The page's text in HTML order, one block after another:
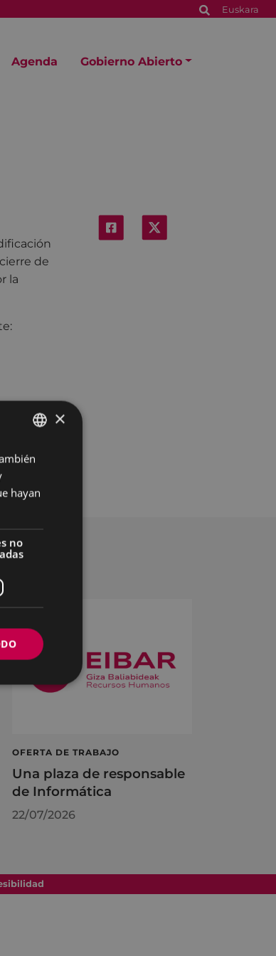
Euskara
Agenda Gobierno Abierto
de
la
OFERTA DE TRABAJO
Una plaza de responsable
de Informática
22/07/2026
BASQUE
×
hayan
no